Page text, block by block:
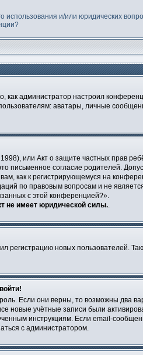
использования и/или юридических
как администратор настроил
аватары, личные
или Акт о защите частных прав
письменное согласие родителей.
как к регистрирующемуся на
по правовым вопросам и не
с этой конференцией?».
не имеет юридической силы..
регистрацию новых пользователей.
Если они верны, то возможны два
новые учётные записи были
инструкциям. Если email-
с администратором.